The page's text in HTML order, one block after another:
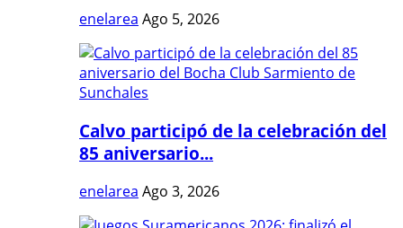
enelarea Ago 5, 2026
Calvo participó de la celebración del
85 aniversario...
enelarea Ago 3, 2026